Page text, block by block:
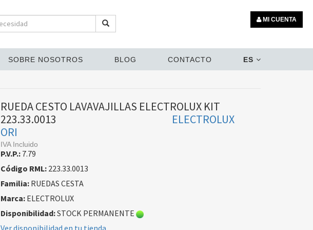
MI CUENTA
SOBRE NOSOTROS BLOG CONTACTO ES
RUEDA CESTO LAVAVAJILLAS ELECTROLUX KIT
223.33.0013
ELECTROLUX
ORI
IVA Incluido
P.V.P.: 7.79
Código RML:223.33.0013
Familia:RUEDAS CESTA
Marca:ELECTROLUX
Disponibilidad:STOCK PERMANENTE
Ver disponibilidad en tu tienda